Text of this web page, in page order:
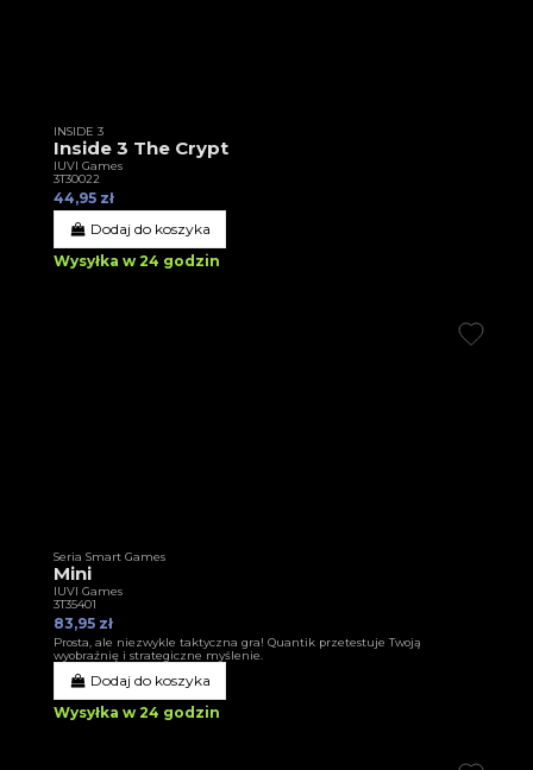
INSIDE 3
Inside 3 The Crypt
IUVI Games
3T30022
44,95 zł
Dodaj do koszyka
Wysyłka w 24 godzin
Seria Smart Games
Mini
IUVI Games
3T35401
83,95 zł
Prosta, ale niezwykle taktyczna gra! Quantik przetestuje Twoją
wyobraźnię i strategiczne myślenie.
Dodaj do koszyka
Wysyłka w 24 godzin